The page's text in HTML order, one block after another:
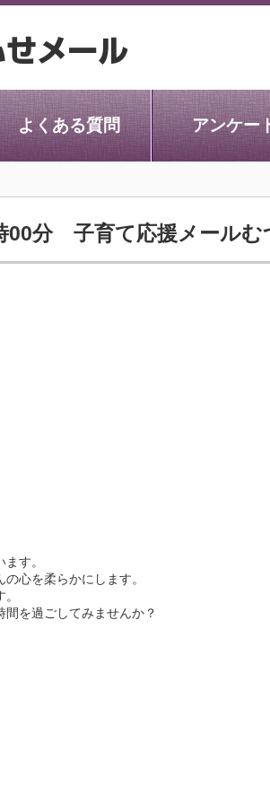
よくある質問 アンケー
00分 子育て応援メールむ
す。
心を柔らかにします。
を過ごしてみませんか？